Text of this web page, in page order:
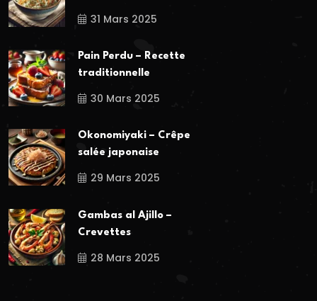
31 Mars 2025
Pain Perdu – Recette
traditionnelle
30 Mars 2025
Okonomiyaki – Crêpe
salée japonaise
29 Mars 2025
Gambas al Ajillo –
Crevettes
28 Mars 2025